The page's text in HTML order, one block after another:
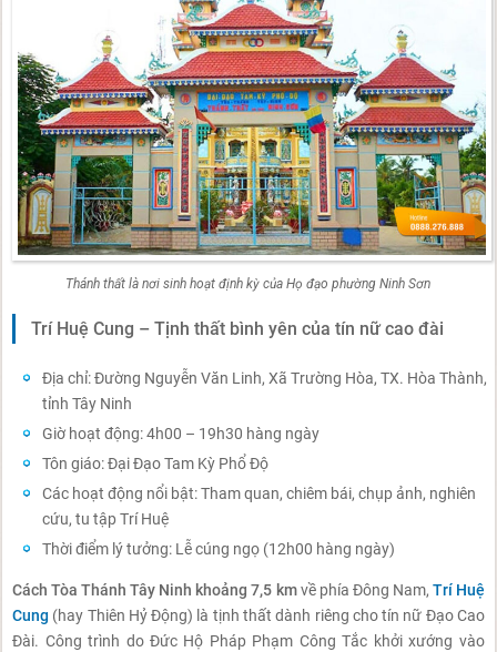
Thánh thất là nơi sinh hoạt định kỳ của Họ đạo phường Ninh Sơn
Trí Huệ Cung – Tịnh thất bình yên của tín nữ cao đài
Địa chỉ: Đường Nguyễn Văn Linh, Xã Trường Hòa, TX. Hòa Thành,
tỉnh Tây Ninh
Giờ hoạt động: 4h00 – 19h30 hàng ngày
Tôn giáo: Đại Đạo Tam Kỳ Phổ Độ
Các hoạt động nổi bật: Tham quan, chiêm bái, chụp ảnh, nghiên
cứu, tu tập Trí Huệ
Thời điểm lý tưởng: Lễ cúng ngọ (12h00 hàng ngày)
Cách Tòa Thánh Tây Ninh khoảng 7,5 kmvề phía Đông Nam, Trí Huệ
Cung (hay Thiên Hỷ Động) là tịnh thất dành riêng cho tín nữ Đạo Cao
Đài. Công trình do Đức Hộ Pháp Phạm Công Tắc khởi xướng vào